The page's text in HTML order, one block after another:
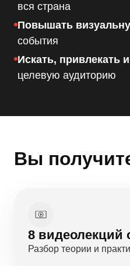
вся страна
Повышать
события
Искать, привлекать
целевую аудиторию
Вы
8 видеолекций
Разбор теории и